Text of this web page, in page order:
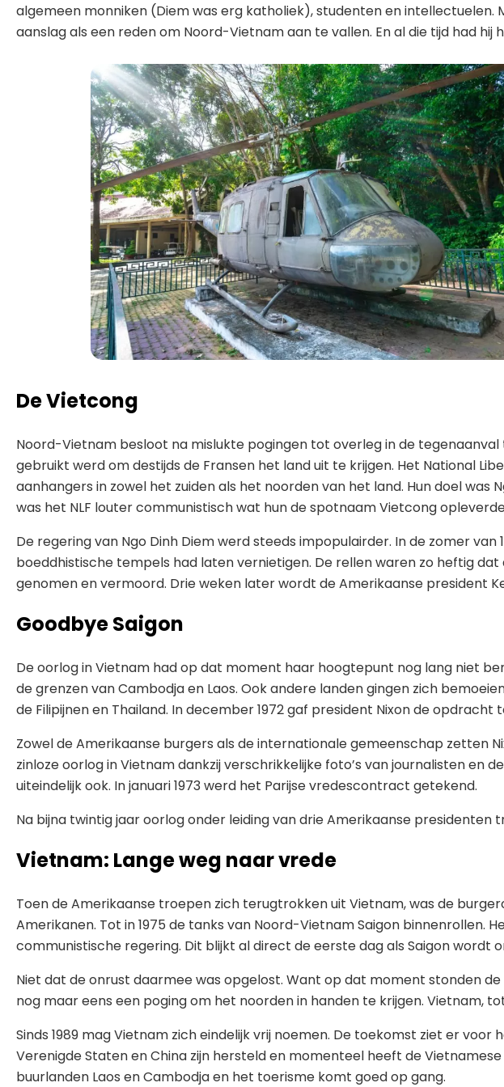
algemeen monniken (Diem was erg katholiek), studenten en
aanslag als een reden om Noord-Vietnam aan te vallen. En al die tijd had
De Vietcong
Noord-Vietnam besloot na mislukte pogingen tot overleg in de
gebruikt werd om destijds de Fransen het land uit te krijgen. Het National
aanhangers in zowel het zuiden als het noorden van het land. Hun doel
was het NLF louter communistisch wat hun de spotnaam Vietcong
De regering van Ngo Dinh Diem werd steeds impopulairder. In de zomer
boeddhistische tempels had laten vernietigen. De rellen waren zo heftig
genomen en vermoord. Drie weken later wordt de Amerikaanse president
Goodbye Saigon
De oorlog in Vietnam had op dat moment haar hoogtepunt nog lang niet
de grenzen van Cambodja en Laos. Ook andere landen gingen zich
de Filipijnen en Thailand. In december 1972 gaf president Nixon de
Zowel de Amerikaanse burgers als de internationale gemeenschap zetten
zinloze oorlog in Vietnam dankzij verschrikkelijke foto’s van journalisten
uiteindelijk ook. In januari 1973 werd het Parijse vredescontract getekend.
Na bijna twintig jaar oorlog onder leiding van drie Amerikaanse
Vietnam: Lange weg naar vrede
Toen de Amerikaanse troepen zich terugtrokken uit Vietnam, was de
Amerikanen. Tot in 1975 de tanks van Noord-Vietnam Saigon binnenrollen.
communistische regering. Dit blijkt al direct de eerste dag als Saigon wordt
Niet dat de onrust daarmee was opgelost. Want op dat moment stonden
nog maar eens een poging om het noorden in handen te krijgen. Vietnam,
Sinds 1989 mag Vietnam zich eindelijk vrij noemen. De toekomst ziet er
Verenigde Staten en China zijn hersteld en momenteel heeft de
buurlanden Laos en Cambodja en het toerisme komt goed op gang.